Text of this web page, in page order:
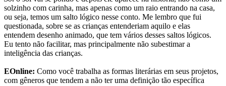
solzinho com carinha, mas apenas como um raio entrando na casa,
ou seja, temos um salto lógico nesse conto. Me lembro que fui
questionada, sobre se as crianças entenderiam aquilo e elas
entendem desenho animado, que tem vários desses saltos lógicos.
Eu tento não facilitar, mas principalmente não subestimar a
inteligência das crianças.
EOnline: Como você trabalha as formas literárias em seus projetos,
com gêneros que tendem a não ter uma definição tão específica